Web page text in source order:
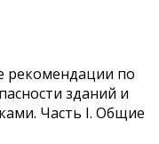
рекомендации по
зданий и
Часть I. Общие